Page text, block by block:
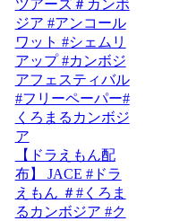
【ドラえもん配
布】 JACE #ドラ
えもん ＃#くろま
るカンボジア #ク